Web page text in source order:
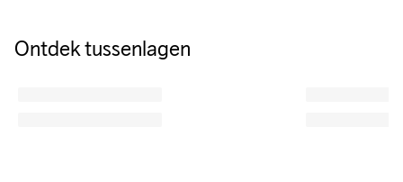
Ontdek tussenlagen